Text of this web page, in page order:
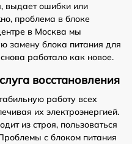
выдает ошибки или
проблема в блоке
в Москва мы
замену блока питания для
работало как новое.
восстановления
работу всех
их электроэнергией.
из строя, пользоваться
с блоком питания